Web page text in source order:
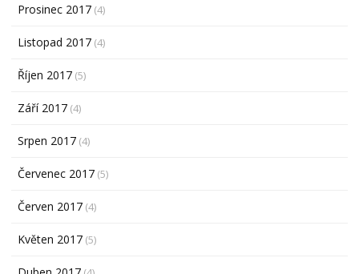
Prosinec 2017 (4)
Listopad 2017 (4)
Říjen 2017 (5)
Září 2017 (4)
Srpen 2017 (4)
Červenec 2017 (5)
Červen 2017 (4)
Květen 2017 (5)